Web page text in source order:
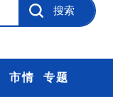
市情 专题